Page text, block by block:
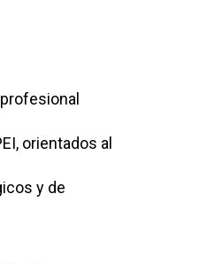
orientados al
y de